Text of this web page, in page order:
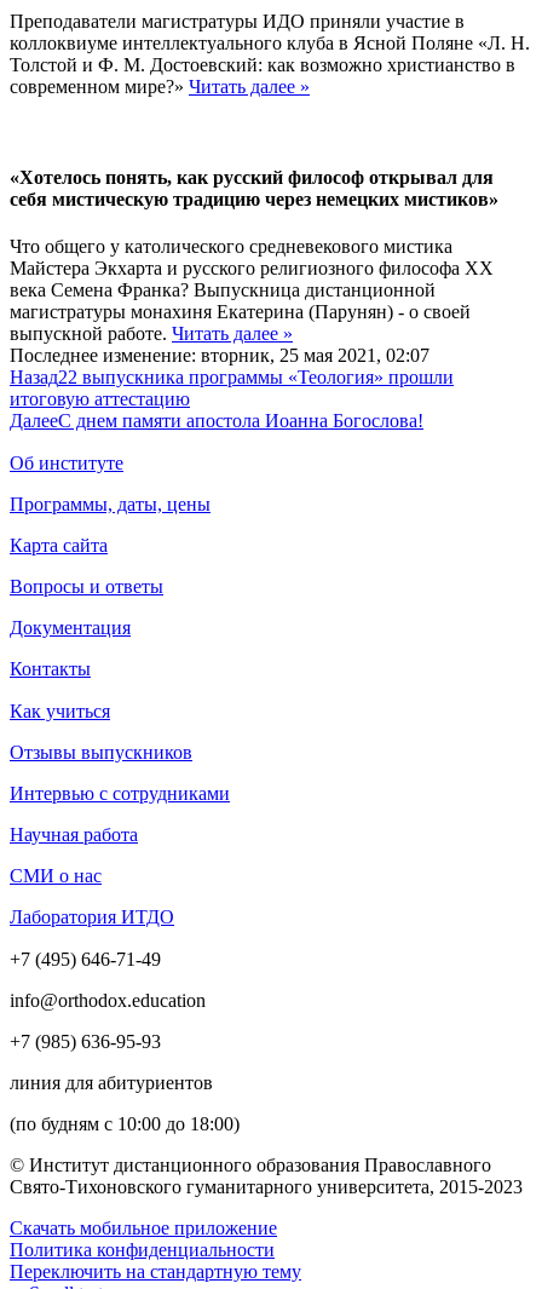
Преподаватели магистратуры ИДО приняли участие в
коллоквиуме интеллектуального клуба в Ясной Поляне «Л. Н.
Толстой и Ф. М. Достоевский: как возможно христианство в
современном мире?» Читать далее »
«Хотелось понять, как русский философ открывал для
себя мистическую традицию через немецких мистиков»
Что общего у католического средневекового мистика
Майстера Экхарта и русского религиозного философа XX
века Семена Франка? Выпускница дистанционной
магистратуры монахиня Екатерина (Парунян) - о своей
выпускной работе. Читать далее »
Последнее изменение: вторник, 25 мая 2021, 02:07
Назад22 выпускника программы «Теология» прошли
итоговую аттестацию
ДалееС днем памяти апостола Иоанна Богослова!
Об институте
Программы, даты, цены
Карта сайта
Вопросы и ответы
Документация
Контакты
Как учиться
Отзывы выпускников
Интервью с сотрудниками
Научная работа
СМИ о нас
Лаборатория ИТДО
+7 (495) 646-71-49
info@orthodox.education
+7 (985) 636-95-93
линия для абитуриентов
(по будням с 10:00 до 18:00)
© Институт дистанционного образования Православного
Свято-Тихоновского гуманитарного университета, 2015-2023
Скачать мобильное приложение
Политика конфиденциальности
Переключить на стандартную тему